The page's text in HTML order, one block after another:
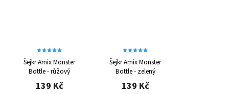
Šejkr Amix Monster
Bottle - růžový
139 Kč
Šejkr Amix Monster
Bottle - zelený
139 Kč